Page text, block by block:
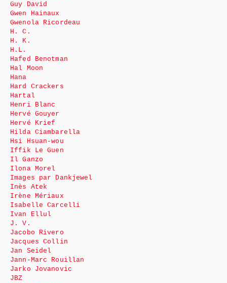
Guy David
Gwen Hainaux
Gwenola Ricordeau
H. C.
H. K.
H.L.
Hafed Benotman
Hal Moon
Hana
Hard Crackers
Hartal
Henri Blanc
Hervé Gouyer
Hervé Krief
Hilda Ciambarella
Hsi Hsuan-wou
Iffik Le Guen
Il Ganzo
Ilona Morel
Images par Dankjewel
Inès Atek
Irène Mériaux
Isabelle Carcelli
Ivan Ellul
J. V.
Jacobo Rivero
Jacques Collin
Jan Seidel
Jann-Marc Rouillan
Jarko Jovanovic
JBZ